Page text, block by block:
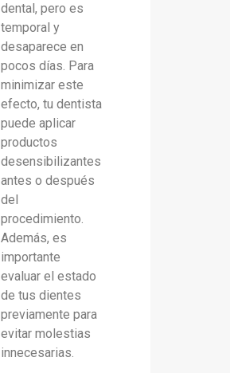
dental, pero es
temporal y
desaparece en
pocos días. Para
minimizar este
efecto, tu dentista
puede aplicar
productos
desensibilizantes
antes o después
del
procedimiento.
Además, es
importante
evaluar el estado
de tus dientes
previamente para
evitar molestias
innecesarias.